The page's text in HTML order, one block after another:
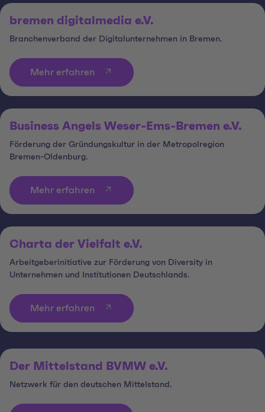
bremen digitalmedia e.V.
Branchenverband der Digitalunternehmen in Bremen.
Mehr erfahren
Business Angels Weser-Ems-Bremen e.V.
Förderung der Gründungskultur in der Metropolregion
Bremen-Oldenburg.
Mehr erfahren
Charta der Vielfalt e.V.
Arbeitgeberinitiative zur Förderung von Diversity in
Unternehmen und Institutionen Deutschlands.
Mehr erfahren
Der Mittelstand BVMW e.V.
Netzwerk für den deutschen Mittelstand.